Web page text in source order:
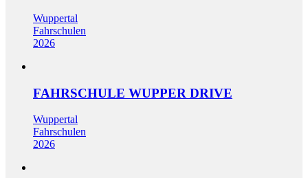
Wuppertal
Fahrschulen
2026
FAHRSCHULE WUPPER DRIVE
Wuppertal
Fahrschulen
2026